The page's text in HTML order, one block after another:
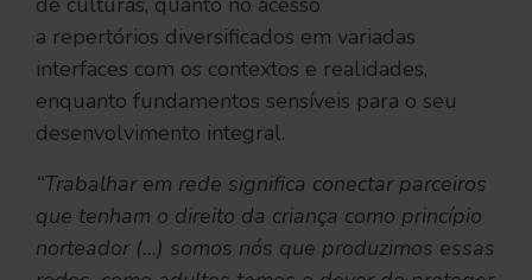
a repertórios diversificados em variadas
interfaces com os contextos e realidades,
enquanto fundamentos sensíveis para o seu
desenvolvimento integral.
“Trabalhar em rede significa conectar parceiros
que tenham o direito da criança como princípio
norteador (…) somos nós que produzimos essas